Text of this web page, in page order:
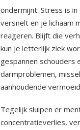
ondermijnt. Stress is
versnelt en je lichaam
reageren. Blijft die
kun je letterlijk ziek
gespannen schouders
darmproblemen,
aanhoudende
Tegelijk sluipen er
concentratieverlies,